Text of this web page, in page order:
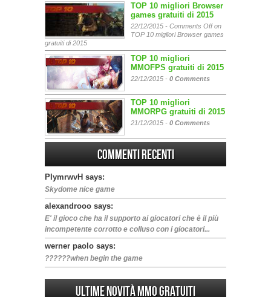
TOP 10 migliori Browser
games gratuiti di 2015
22/12/2015 - Comments Offon
TOP 10 migliori Browser games
gratuiti di 2015
TOP 10 migliori
MMOFPS gratuiti di 2015
22/12/2015 - 0 Comments
TOP 10 migliori
MMORPG gratuiti di 2015
21/12/2015 - 0 Comments
Commenti Recenti
PIymrwvH says:
Skydome nice game
alexandrooo says:
E' il gioco che ha il supporto ai giocatori che è il più
incompetente corrotto e colluso con i giocatori...
werner paolo says:
??????when begin the game
Ultime Novità MMO gratuiti